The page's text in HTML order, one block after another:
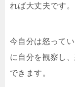
れば大丈夫です。
今自分は怒って
に自分を観察し
できます。